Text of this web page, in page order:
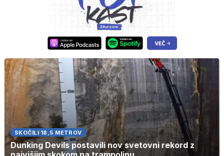
SKOČILI 18,5 METROV
Dunking Devils postavili nov svetovni rekord z